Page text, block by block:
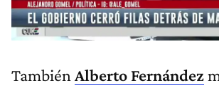
También Alberto Fernández